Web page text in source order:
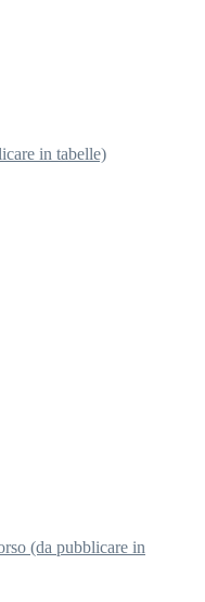
in tabelle)
(da pubblicare in